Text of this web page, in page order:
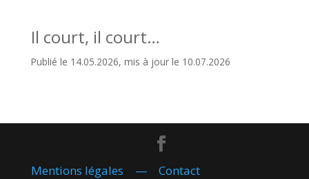
Il court, il court…
Publié le 14.05.2026, mis à jour le 10.07.2026
Mentions légales — Contact